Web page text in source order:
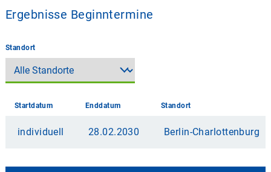
Ergebnisse Beginntermine
Standort
Startdatum Enddatum Standort
individuell 28.02.2030 Berlin-Charlottenburg